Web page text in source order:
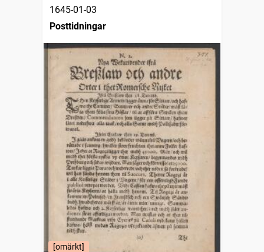
1645-01-03
Posttidningar
[omärkt]